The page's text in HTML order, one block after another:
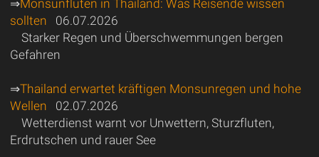
⇒Monsunfluten in Thailand: Was Reisende wissen
sollten 06.07.2026
Starker Regen und Überschwemmungen bergen
Gefahren
⇒Thailand erwartet kräftigen Monsunregen und hohe
Wellen 02.07.2026
Wetterdienst warnt vor Unwettern, Sturzfluten,
Erdrutschen und rauer See